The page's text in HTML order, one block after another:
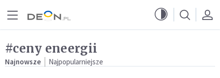
#ceny eneergii
Najnowsze Najpopularniejsze